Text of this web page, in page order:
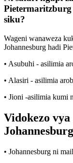
siku?
Wageni wanaweza
Johannesburg hadi
• Asubuhi - asilimia
• Alasiri - asilimia
• Jioni -asilimia kumi
Vidokezo vya
• Johannesburg ni